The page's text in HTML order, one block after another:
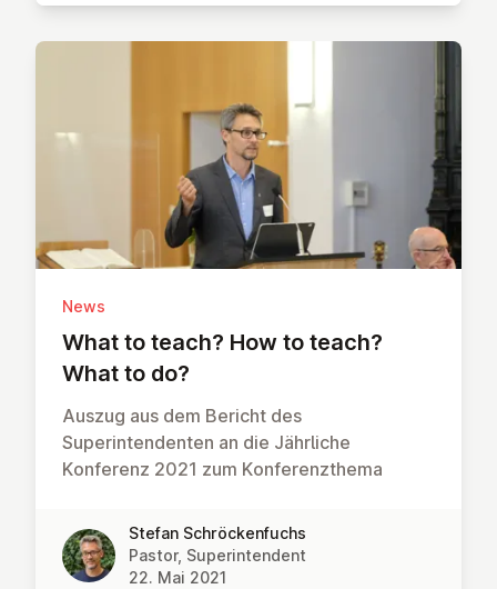
News
What to teach? How to teach?
What to do?
Auszug aus dem Bericht des
Superintendenten an die Jährliche
Konferenz 2021 zum Konferenzthema
Stefan Schröckenfuchs
Pastor, Superintendent
22. Mai 2021